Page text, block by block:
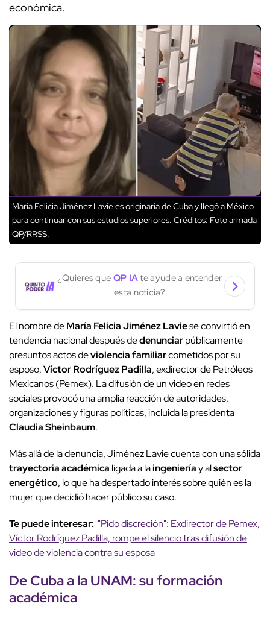
económica.
María Felicia Jiménez Lavie es originaria de Cuba y llegó a México
para continuar con sus estudios superiores. Créditos: Foto armada
QP/RRSS.
¿Quieres que QP IAte ayude a entender
esta noticia?
El nombre deMaría Felicia Jiménez Laviese convirtió en
tendencia nacional después dedenunciarpúblicamente
presuntos actos deviolencia familiarcometidos por su
esposo,Víctor Rodríguez Padilla, exdirector de Petróleos
Mexicanos (Pemex). La difusión de un video en redes
sociales provocó una amplia reacción de autoridades,
organizaciones y figuras políticas, incluida la presidenta
Claudia Sheinbaum.
Más allá de la denuncia, Jiménez Lavie cuenta con una sólida
trayectoria académica ligada a laingenieríay alsector
energético, lo que ha despertado interés sobre quién es la
mujer que decidió hacer público su caso.
Te puede interesar: "Pido discreción": Exdirector de Pemex,
Víctor Rodríguez Padilla, rompe el silencio tras difusión de
video de violencia contra su esposa
De Cuba a la UNAM: suformación
académica